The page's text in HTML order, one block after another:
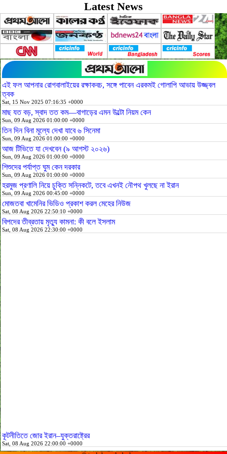
Latest News
এই ফল আপনার রোগবালাইয়ের রক্ষাকবচ, সঙ্গে পাবেন এরকমই গোলাপি আভায় উজ্জ্বল
ত্বক
Sat, 15 Nov 2025 07:16:35 +0000
মাছ যত বড়, স্বাদ তত কম—বাগাড়ের এমন উল্টো নিয়ম কেন
Sun, 09 Aug 2026 01:00:00 +0000
তিন দিন বিনা মূল্যে দেখা যাবে ৬ সিনেমা
Sun, 09 Aug 2026 01:00:00 +0000
আজ টিভিতে যা দেখবেন (৯ আগস্ট ২০২৬)
Sun, 09 Aug 2026 01:00:00 +0000
শিশুদের পর্যাপ্ত ঘুম কেন দরকার
Sun, 09 Aug 2026 01:00:00 +0000
হরমুজ প্রণালি নিয়ে চুক্তি সন্নিকটে, তবে এখনই নৌপথ খুলছে না ইরান
Sun, 09 Aug 2026 00:45:00 +0000
মোজতবা খামেনির ভিডিও প্রকাশ করল মেহের নিউজ
Sat, 08 Aug 2026 22:50:10 +0000
বিপদের তীব্রতায় মৃত্যু কামনা: কী বলে ইসলাম
Sat, 08 Aug 2026 22:30:00 +0000
কূটনীতিতে জোর ইরান–যুক্তরাষ্ট্রের
Sat, 08 Aug 2026 22:00:00 +0000